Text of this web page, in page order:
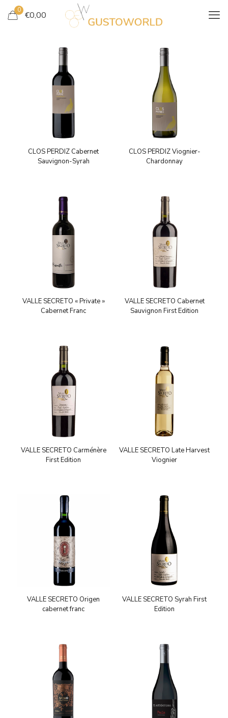
0 €0,00
CLOS PERDIZ Cabernet
Sauvignon-Syrah
CLOS PERDIZ Viognier-
Chardonnay
VALLE SECRETO « Private »
Cabernet Franc
VALLE SECRETO Cabernet
Sauvignon First Edition
VALLE SECRETO Carménère
First Edition
VALLE SECRETO Late Harvest
Viognier
VALLE SECRETO Origen
cabernet franc
VALLE SECRETO Syrah First
Edition